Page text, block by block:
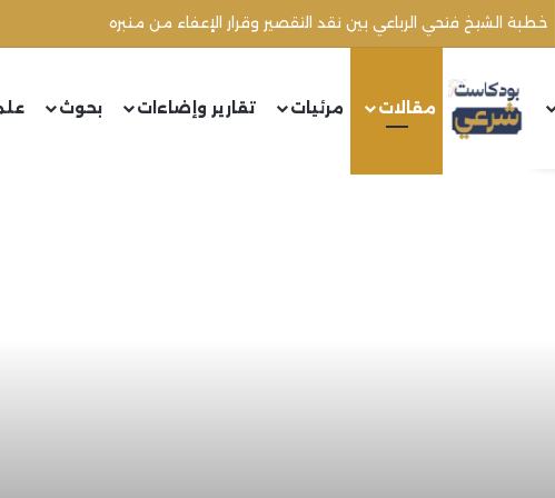
اغتيال الشيخ محمد أنور ريغي: جريمة تستهدف العلماء ووحدة المجتمع
مقالات مرئيات تقارير وإضاءات بحوث